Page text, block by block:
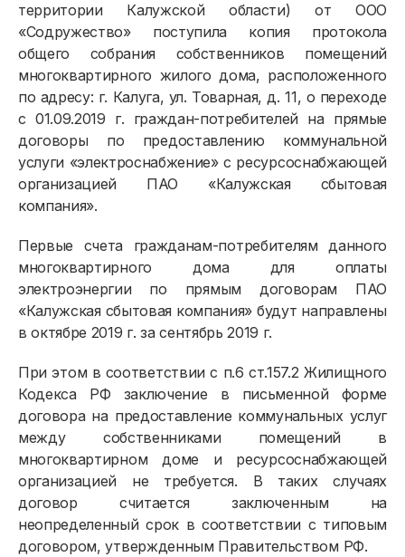
территории Калужской области) от ООО
«Содружество» поступила копия протокола
общего собрания собственников помещений
многоквартирного жилого дома, расположенного
по адресу: г. Калуга, ул. Товарная, д. 11, о переходе
с 01.09.2019 г. граждан-потребителей на прямые
договоры по предоставлению коммунальной
услуги «электроснабжение» с ресурсоснабжающей
организацией ПАО «Калужская сбытовая
компания».
Первые счета гражданам-потребителям данного
многоквартирного дома для оплаты
электроэнергии по прямым договорам ПАО
«Калужская сбытовая компания» будут направлены
в октябре 2019 г. за сентябрь 2019 г.
При этом в соответствии с п.6 ст.157.2 Жилищного
Кодекса РФ заключение в письменной форме
договора на предоставление коммунальных услуг
между собственниками помещений в
многоквартирном доме и ресурсоснабжающей
организацией не требуется. В таких случаях
договор считается заключенным на
неопределенный срок в соответствии с типовым
договором, утвержденным Правительством РФ.